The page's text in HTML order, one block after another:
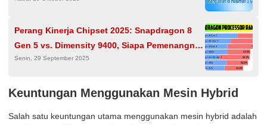
Perang Kinerja Chipset 2025: Snapdragon 8
Gen 5 vs. Dimensity 9400, Siapa Pemenangnya
di Indonesia?
Senin, 29 September 2025
Keuntungan Menggunakan Mesin Hybrid
Salah satu keuntungan utama menggunakan mesin hybrid adalah